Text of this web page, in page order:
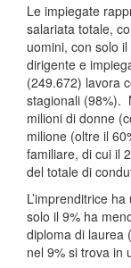
Le impiegate
salariata totale,
uomini, con solo
dirigente e
(249.672) lavora
stagionali (98%).
milioni di donne
milione (oltre il
familiare, di cui il
del totale di
L’imprenditrice
solo il 9% ha
diploma di laurea
nel 9% si trova in